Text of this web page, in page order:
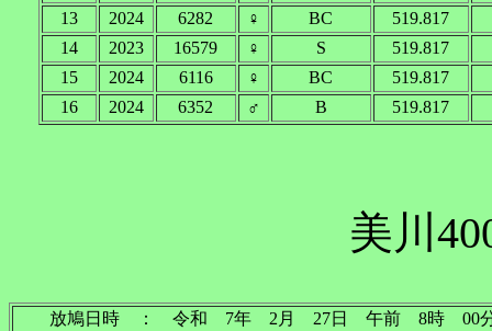
13
2024 6282 ♀ BC
519.817
14
2023 16579 ♀ S
519.817
15
2024 6116 ♀ BC
519.817
16
2024 6352 ♂ B 519.817
美川
放鳩日時 ： 令和 7年 2月 27日 午前